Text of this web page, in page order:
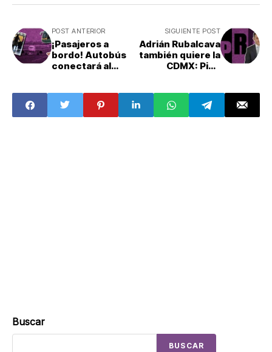
POST ANTERIOR
¡Pasajeros a
bordo! Autobús
conectará al
funcionará?
SIGUIENTE POST
Adrián Rubalcava
también quiere la
CDMX: Pide
proceso de la
oposición
Buscar
BUSCAR